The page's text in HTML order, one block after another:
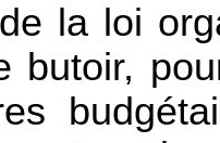
la loi
butoir,